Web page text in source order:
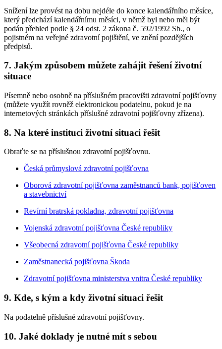
Snížení lze provést na dobu nejdéle do konce kalendářního měsíce,
který předchází kalendářnímu měsíci, v němž byl nebo měl být
podán přehled podle § 24 odst. 2 zákona č. 592/1992 Sb., o
pojistném na veřejné zdravotní pojištění, ve znění pozdějších
předpisů.
7. Jakým způsobem můžete zahájit řešení životní
situace
Písemně nebo osobně na příslušném pracovišti zdravotní pojišťovny
(můžete využít rovněž elektronickou podatelnu, pokud je na
internetových stránkách příslušné zdravotní pojišťovny zřízena).
8. Na které instituci životní situaci řešit
Obraťte se na příslušnou zdravotní pojišťovnu.
Česká průmyslová zdravotní pojišťovna
Oborová zdravotní pojišťovna zaměstnanců bank, pojišťoven
a stavebnictví
Revírní bratrská pokladna, zdravotní pojišťovna
Vojenská zdravotní pojišťovna České republiky
Všeobecná zdravotní pojišťovna České republiky
Zaměstnanecká pojišťovna Škoda
Zdravotní pojišťovna ministerstva vnitra České republiky
9. Kde, s kým a kdy životní situaci řešit
Na podatelně příslušné zdravotní pojišťovny.
10. Jaké doklady je nutné mít s sebou